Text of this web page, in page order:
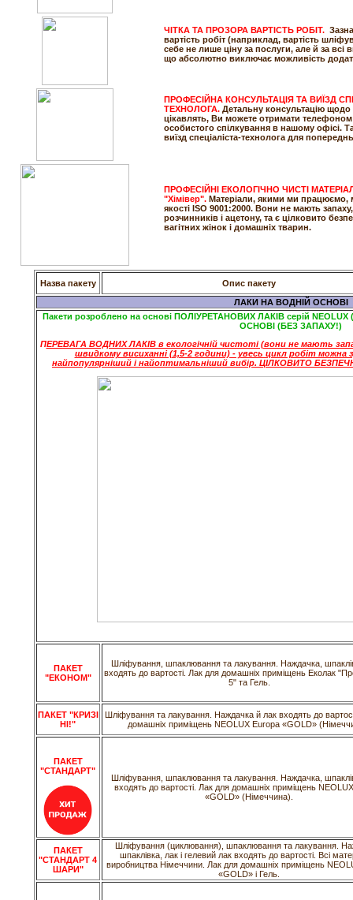
ЧІТКА ТА ПРОЗОРА ВАРТІСТЬ РОБІТ.
вартість робіт (наприклад, вартість
себе не лише ціну за послуги, але й за всі
що абсолютно виключає можливість
ПРОФЕСІЙНА КОНСУЛЬТАЦІЯ ТА ВИЇЗД
ТЕХНОЛОГА. Детальну консультацію щодо
цікавлять, Ви можете отримати телефоном
особистого спілкування в нашому офісі.
виїзд спеціаліста-технолога для
ПРОФЕСІЙНІ ЕКОЛОГІЧНО ЧИСТІ
"Хімівер". Матеріали, якими ми працюємо,
якості ISO 9001:2000. Вони не мають
розчинників і ацетону, та є цілковито
вагітних жінок і домашніх тварин.
Назва пакету
Опис пакету
ЛАКИ НА ВОДНІЙ ОСНОВІ
Пакети розроблено на основі ПОЛІУРЕТАНОВИХ ЛАКІВ серій NEOLUX
ОСНОВІ (БЕЗ ЗАПАХУ!)
ПЕРЕВАГА ВОДНИХ ЛАКІВ в екологічній чистоті (вони не мають
швидкому висиханні (1,5-2 години) - увесь цикл робіт можна
найпопулярніший і найоптимальніший вибір. ЦІЛКОВИТО
ПАКЕТ
"ЕКОНОМ"
Шліфування, шпаклювання та лакування. Наждачка,
входять до вартості. Лак для домашніх приміщень Еколак
5" та Гель.
ПАКЕТ "КРИЗІ
НІ!"
Шліфування та лакування. Наждачка й лак входять до
домашніх приміщень NEOLUX Europa «GOLD»
ПАКЕТ
"СТАНДАРТ"
Шліфування, шпаклювання та лакування. Наждачка,
входять до вартості. Лак для домашніх приміщень
«GOLD» (Німеччина).
ПАКЕТ
"СТАНДАРТ 4
ШАРИ"
Шліфування (циклювання), шпаклювання та лакування.
шпаклівка, лак і гелевий лак входять до вартості. Всі
виробництва Німеччини. Лак для домашніх приміщень
«GOLD» і Гель.